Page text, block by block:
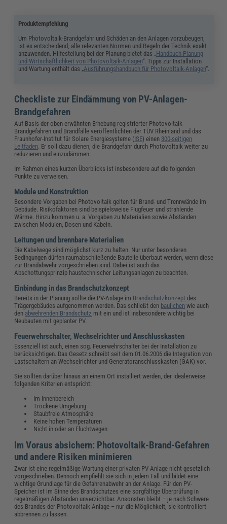
Produktempfehlung
Um Photovoltaik-Brandgefahr und Schäden an den Anlagen vorzubeugen,
ist es entscheidend, alle relevanten Normen und Regeln der Technik exakt
anzuwenden. Hilfestellung bei der Planung bietet das „Handbuch Planung
und Wirtschaftlichkeit von Photovoltaik-Anlagen“. Tipps zur Installation
und Wartung enthält das „Ausführungshandbuch für Photovoltaik-Anlagen“.
Checkliste zur Eindämmung von PV-Anlagen-
Brandgefahren
Auf Basis der oben erwähnten Erhebung registrierter Photovoltaik-
Brandgefahren und Brandfälle veröffentlichten der TÜV Rheinland und das
Fraunhofer-Institut für Solare Energiesysteme (ISE) einen 300-seitigen
Leitfaden . Er soll dazu dienen, die Brandgefahr durch Photovoltaik weiter zu
reduzieren und einzudämmen.
Im Rahmen eines kurzen Überblicks ist insbesondere auf die folgenden
Punkte zu verweisen.
Module und Konstruktion
Besondere Vorgaben bei Photovoltaik gelten für Brand- und Trennwände im
Gebäude. Risikofaktoren sind beispielsweise Flugfeuer und strahlende
Wärme. Hinzu kommen u. a. Vorgaben zu Materialien sowie Abständen
zwischen Modulen, Dosen und Kabeln.
Leitungen und brennbare Materialien
Die Kabelwege sind möglichst kurz zu halten. Nur unter besonderen
Bedingungen dürfen raumabschließende Bauteile überbaut werden, wenn diese
zur Brandabwehr vorgeschrieben sind. Dabei ist auch das
Abschottungsprinzip haustechnischer Leitungsanlagen zu beachten.
Einbindung in das Brandschutzkonzept
Bereits in der Planung sollte die PV-Anlage im Brandschutzkonzept des
Trägergebäudes aufgenommen werden. Das schließt den baulichen wie auch
den abwehrenden Brandschutz mit ein und ist insbesondere wichtig bei
Neubauten mit geplanter PV.
Feuerwehrschalter, Wechselrichter und Anschlusskasten
Essenziell ist auch, einen sog. Feuerwehrschalter bei der Installation zu
berücksichtigen. Das Gesetz schreibt seit dem 01.06.2006 die Integration von
Lastschaltern an Wechselrichter und Generatoranschlusskasten (GAK) vor.
Sie sollten darüber hinaus an einem Ort installiert werden, der idealerweise
folgenden Kriterien entspricht:
Im Innenbereich
Trockene Umgebung
Staubfreie Atmosphäre
Keine hohen Temperaturen
Nicht in oder an Fluchtwegen
Im Voraus absichern: Photovoltaik-Brand-Gefahren
und andere Risiken minimieren
Zwar ist eine regelmäßige Wartung einer privaten PV-Anlage nicht gesetzlich
vorgeschrieben. Dennoch empfiehlt sie sich in jedem Fall und bildet eine
wichtige Grundlage für die Gefahrenabwehr an der Anlage. Für den PV-
Speicher ist im Sinne des Brandschutzes eine sorgfältige Überprüfung in
regelmäßigen Abständen unverzichtbar. Ansonsten bleibt – je nach Schwere
des Brandes der Photovoltaik-Anlage – nur die Möglichkeit, sie kontrolliert
abbrennen zu lassen.